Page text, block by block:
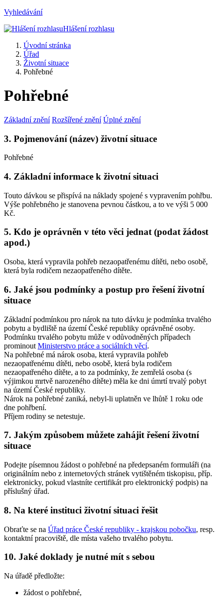
Vyhledávání
Hlášení rozhlasu
Úvodní stránka
Úřad
Životní situace
Pohřebné
Pohřebné
Základní znění Rozšířené znění Úplné znění
3. Pojmenování (název) životní situace
Pohřebné
4. Základní informace k životní situaci
Touto dávkou se přispívá na náklady spojené s vypravením pohřbu.
Výše pohřebného je stanovena pevnou částkou, a to ve výši 5 000
Kč.
5. Kdo je oprávněn v této věci jednat (podat žádost
apod.)
Osoba, která vypravila pohřeb nezaopatřenému dítěti, nebo osobě,
která byla rodičem nezaopatřeného dítěte.
6. Jaké jsou podmínky a postup pro řešení životní
situace
Základní podmínkou pro nárok na tuto dávku je podmínka trvalého
pobytu a bydliště na území České republiky oprávněné osoby.
Podmínku trvalého pobytu může v odůvodněných případech
prominout Ministerstvo práce a sociálních věcí.
Na pohřebné má nárok osoba, která vypravila pohřeb
nezaopatřenému dítěti, nebo osobě, která byla rodičem
nezaopatřeného dítěte, a to za podmínky, že zemřelá osoba (s
výjimkou mrtvě narozeného dítěte) měla ke dni úmrtí trvalý pobyt
na území České republiky.
Nárok na pohřebné zaniká, nebyl-li uplatněn ve lhůtě 1 roku ode
dne pohřbení.
Příjem rodiny se netestuje.
7. Jakým způsobem můžete zahájit řešení životní
situace
Podejte písemnou žádost o pohřebné na předepsaném formuláři (na
originálním nebo z internetových stránek vytištěném tiskopisu, příp.
elektronicky, pokud vlastníte certifikát pro elektronický podpis) na
příslušný úřad.
8. Na které instituci životní situaci řešit
Obraťte se na Úřad práce České republiky - krajskou pobočku, resp.
kontaktní pracoviště, dle místa vašeho trvalého pobytu.
10. Jaké doklady je nutné mít s sebou
Na úřadě předložte:
žádost o pohřebné,